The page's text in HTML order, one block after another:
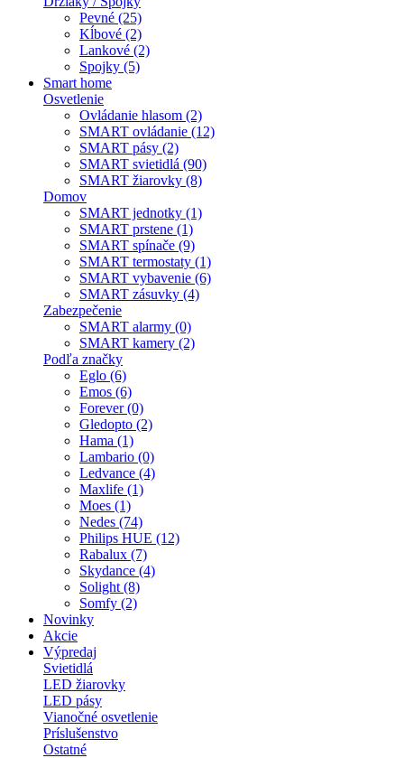
Pevné (25)
Kĺbové (2)
Lankové (2)
Spojky (5)
Smart home
Osvetlenie
Ovládanie hlasom (2)
SMART ovládanie (12)
SMART pásy (2)
SMART svietidlá (90)
SMART žiarovky (8)
Domov
SMART jednotky (1)
SMART prstene (1)
SMART spínače (9)
SMART termostaty (1)
SMART vybavenie (6)
SMART zásuvky (4)
Zabezpečenie
SMART alarmy (0)
SMART kamery (2)
Podľa značky
Eglo (6)
Emos (6)
Forever (0)
Gledopto (2)
Hama (1)
Lambario (0)
Ledvance (4)
Maxlife (1)
Moes (1)
Nedes (74)
Philips HUE (12)
Rabalux (7)
Skydance (4)
Solight (8)
Somfy (2)
Novinky
Akcie
Výpredaj
Svietidlá
LED žiarovky
LED pásy
Vianočné osvetlenie
Príslušenstvo
Ostatné